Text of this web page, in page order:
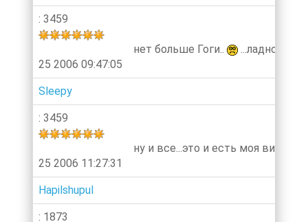
: 3459
25 2006 09:47:05
нет больше Гоги.. ...ладно-
Sleepy
: 3459
25 2006 11:27:31
ну и все...это и есть моя
Hapilshupul
: 1873